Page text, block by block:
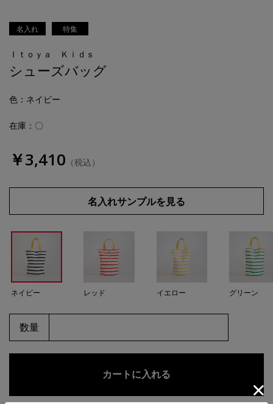
名入れ 特集
Ｉｔｏｙａ Ｋｉｄｓ
シューズバッグ
色 ：ネイビー
在庫：〇
￥3,410 （税込）
名入れサンプルを見る
ネイビー レッド イエロー グリーン
数量